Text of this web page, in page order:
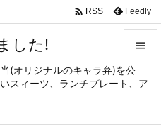
した!
(オリジナルのキャラ弁)を公
スィーツ、ランチプレート、ア


メニュ
サイド
 RSS Feedly